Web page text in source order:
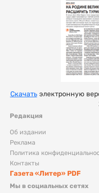
Редакция
Об издании
Реклама
Политика
Контакты
Газета «Литер» PDF
Мы в социальных сетях
Скачатьэлектронную